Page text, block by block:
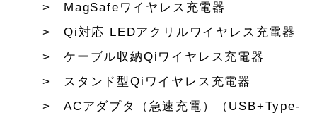
MagSafeワイヤレス充電器
Qi対応 LEDアクリルワイヤレス充電器
ケーブル収納Qiワイヤレス充電器
スタンド型Qiワイヤレス充電器
ACアダプタ（急速充電）（USB+Type-